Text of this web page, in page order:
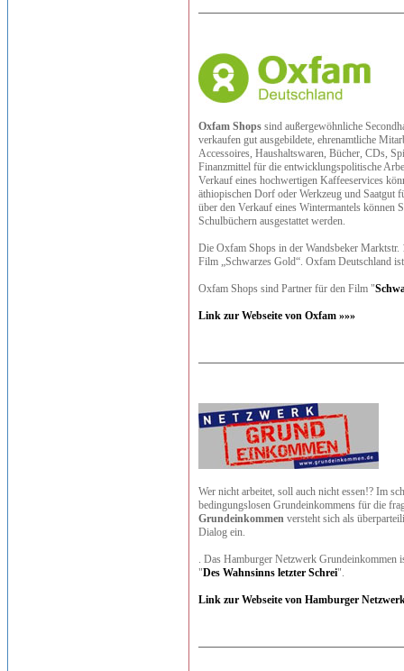
Oxfam Shops sind außergewöhnliche
verkaufen gut ausgebildete, ehrenamtliche
Accessoires, Haushaltswaren, Bücher, CDs,
Finanzmittel für die entwicklungspolitische
Verkauf eines hochwertigen Kaffeeservices
äthiopischen Dorf oder Werkzeug und
über den Verkauf eines Wintermantels können
Schulbüchern ausgestattet werden.
Die Oxfam Shops in der Wandsbeker
Film „Schwarzes Gold“. Oxfam Deutschland
Oxfam Shops sind Partner für den Film "
Link zur Webseite von Oxfam »»»
Wer nicht arbeitet, soll auch nicht essen!? Im
bedingungslosen Grundeinkommens für die
Grundeinkommen versteht sich als
Dialog ein.
. Das Hamburger Netzwerk Grundeinkommen
"Des Wahnsinns letzter Schrei".
Link zur Webseite von Hamburger